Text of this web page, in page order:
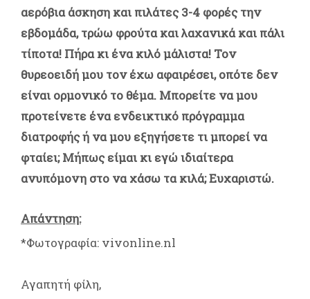
αερόβια άσκηση και πιλάτες 3-4 φορές την
εβδομάδα, τρώω φρούτα και λαχανικά και πάλι
τίποτα! Πήρα κι ένα κιλό μάλιστα! Τον
θυρεοειδή μου τον έχω αφαιρέσει, οπότε δεν
είναι ορμονικό το θέμα. Μπορείτε να μου
προτείνετε ένα ενδεικτικό πρόγραμμα
διατροφής ή να μου εξηγήσετε τι μπορεί να
φταίει; Μήπως είμαι κι εγώ ιδιαίτερα
ανυπόμονη στο να χάσω τα κιλά; Ευχαριστώ.
Απάντηση:
*Φωτογραφία: vivonline.nl
Αγαπητή φίλη,